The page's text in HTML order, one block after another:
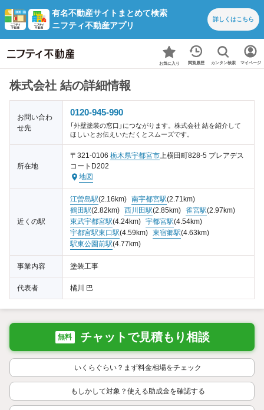
有名不動産サイトまとめて検索
ニフティ不動産アプリ
詳しくはこちら
お気に入り 閲覧履歴 カンタン検索 マイページ
株式会社 結の詳細情報
お問い合わ
せ先
0120-945-990
「外壁塗装の窓口」につながります。株式会社 結を紹介して
ほしいとお伝えいただくとスムーズです。
所在地
〒321-0106 栃木県宇都宮市上横田町828-5 プレアデス
コートD202
地図
近くの駅
江曽島駅(2.16km) 南宇都宮駅(2.71km)
鶴田駅(2.82km) 西川田駅(2.85km) 雀宮駅(2.97km)
東武宇都宮駅(4.24km) 宇都宮駅(4.54km)
宇都宮駅東口駅(4.59km) 東宿郷駅(4.63km)
駅東公園前駅(4.77km)
事業内容 塗装工事
代表者 橘川 巴
無料 チャットで見積もり相談
いくらぐらい？まず料金相場をチェック
もしかして対象？使える助成金を確認する